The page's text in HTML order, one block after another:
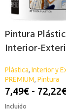
Pintura
Interior-
Premium Spsil
Plástica, Interior y
PREMIUM, Pintura
7,49€ - 72,22
Incluido